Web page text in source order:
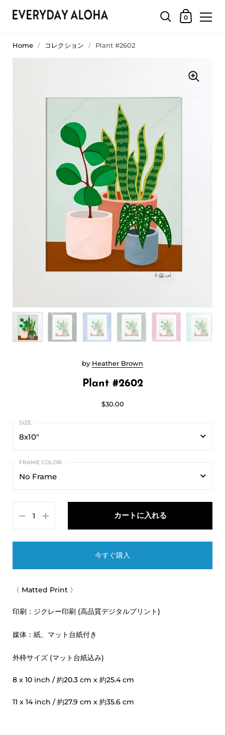
0
Plant #2602
by Heather Brown
$30.00
8x10"
8x10"
11x14"
No Frame
Black
Yellow
Barnwood
カートに入れる
今すぐ購入
〈 Matted Print 〉
印刷：ジクレー印刷 (高品質デジタルプリント)
媒体：紙、マット台紙付き
外枠サイズ (マット台紙込み)
8 x 10 inch / 約20.3 cm x 約25.4 cm
11 x 14 inch / 約27.9 cm x 約35.6 cm
Home / コレクション / Plant #2602